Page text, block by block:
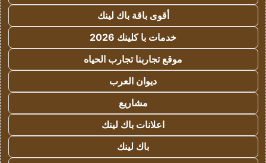
أقوى باقة باك لينك
خدمات با كلينك 2026
موقع تجاربنا تجارب الحياه
ديوان العرب
مشاريع
اعلانات باك لينك
باك لينك